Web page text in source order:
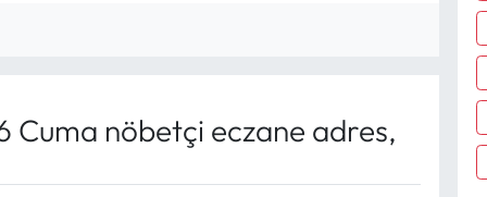
Cuma nöbetçi eczane adres,